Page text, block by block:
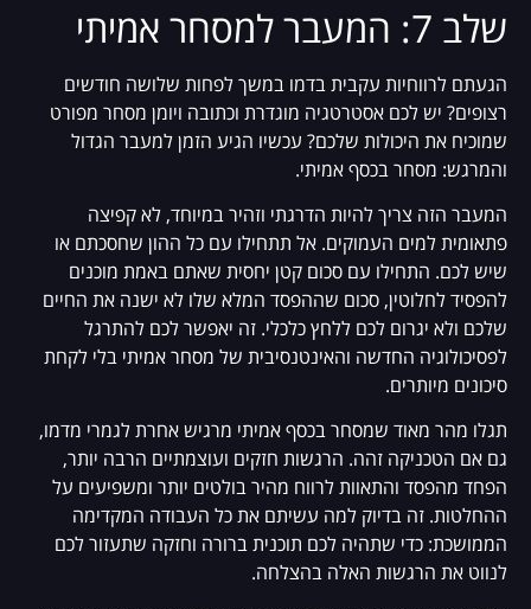
שלב 7: המעבר למסחר אמיתי
הגעתם לרווחיות עקבית בדמו במשך לפחות שלושה חודשים
רצופים? יש לכם אסטרטגיה מוגדרת וכתובה ויומן מסחר מפורט
שמוכיח את היכולות שלכם? עכשיו הגיע הזמן למעבר הגדול
והמרגש: מסחר בכסף אמיתי.
המעבר הזה צריך להיות הדרגתי וזהיר במיוחד, לא קפיצה
פתאומית למים העמוקים. אל תתחילו עם כל ההון שחסכתם או
שיש לכם. התחילו עם סכום קטן יחסית שאתם באמת מוכנים
להפסיד לחלוטין, סכום שההפסד המלא שלו לא ישנה את החיים
שלכם ולא יגרום לכם ללחץ כלכלי. זה יאפשר לכם להתרגל
לפסיכולוגיה החדשה והאינטנסיבית של מסחר אמיתי בלי לקחת
סיכונים מיותרים.
תגלו מהר מאוד שמסחר בכסף אמיתי מרגיש אחרת לגמרי מדמו,
גם אם הטכניקה זהה. הרגשות חזקים ועוצמתיים הרבה יותר,
הפחד מהפסד והתאוות לרווח מהיר בולטים יותר ומשפיעים על
ההחלטות. זה בדיוק למה עשיתם את כל העבודה המקדימה
הממושכת: כדי שתהיה לכם תוכנית ברורה וחזקה שתעזור לכם
לנווט את הרגשות האלה בהצלחה.